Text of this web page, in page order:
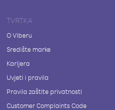
TVRTKA
O Viberu
Središte marke
Karijera
Uvjeti i pravila
Pravila zaštite privatnosti
Customer Complaints Code